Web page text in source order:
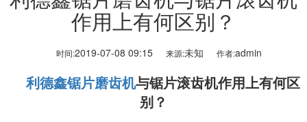
作用上有何区别？
时间:2019-07-08 09:15 来源:未知 作者:admin
利德鑫锯片磨齿机与锯片滚齿机作用上有何区
别？